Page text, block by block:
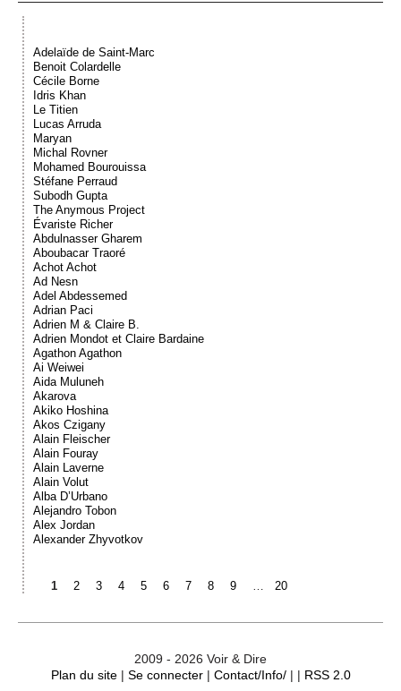
Adelaïde de Saint-Marc
Benoit Colardelle
Cécile Borne
Idris Khan
Le Titien
Lucas Arruda
Maryan
Michal Rovner
Mohamed Bourouissa
Stéfane Perraud
Subodh Gupta
The Anymous Project
Évariste Richer
Abdulnasser Gharem
Aboubacar Traoré
Achot Achot
Ad Nesn
Adel Abdessemed
Adrian Paci
Adrien M & Claire B.
Adrien Mondot et Claire Bardaine
Agathon Agathon
Ai Weiwei
Aida Muluneh
Akarova
Akiko Hoshina
Akos Czigany
Alain Fleischer
Alain Fouray
Alain Laverne
Alain Volut
Alba D’Urbano
Alejandro Tobon
Alex Jordan
Alexander Zhyvotkov
1 2 3 4 5 6 7 8 9 … 20
2009 - 2026 Voir & Dire
Plan du site| Se connecter| Contact/Info/| | RSS 2.0